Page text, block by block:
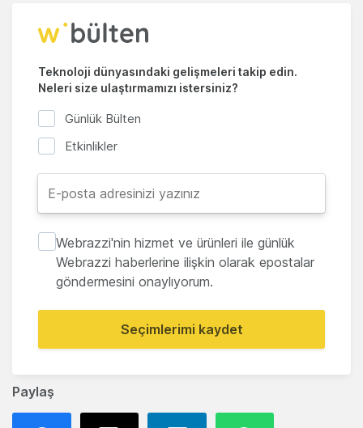
Paylaş
Teknoloji dünyasındaki gelişmeleri takip edin.
Neleri size ulaştırmamızı istersiniz?
Günlük Bülten
Etkinlikler
Webrazzi'nin hizmet ve ürünleri ile günlük
Webrazzi haberlerine ilişkin olarak epostalar
göndermesini onaylıyorum.
Seçimlerimi kaydet